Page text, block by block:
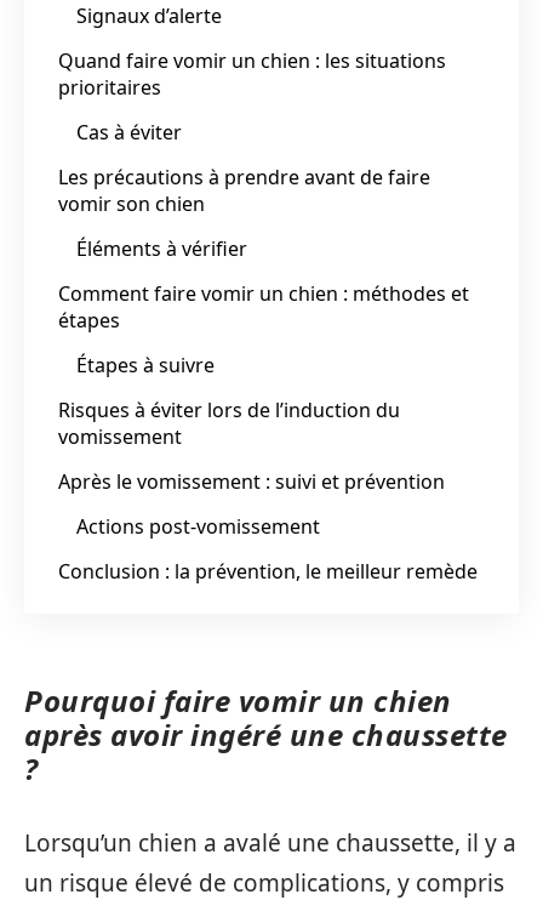
Signaux d’alerte
Quand faire vomir un chien : les situations
prioritaires
Cas à éviter
Les précautions à prendre avant de faire
vomir son chien
Éléments à vérifier
Comment faire vomir un chien : méthodes et
étapes
Étapes à suivre
Risques à éviter lors de l’induction du
vomissement
Après le vomissement : suivi et prévention
Actions post-vomissement
Conclusion : la prévention, le meilleur remède
Pourquoi faire vomir un chien
après avoir ingéré une chaussette
?
Lorsqu’un chien a avalé une chaussette, il y a
un risque élevé de complications, y compris